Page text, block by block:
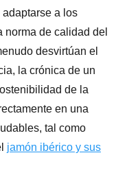
a los
de calidad del
desvirtúan el
la crónica de un
de la
en una
tal como
jamón ibérico y sus